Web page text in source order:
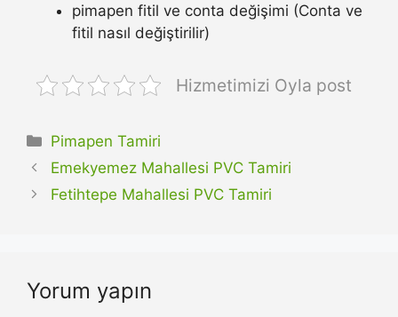
pimapen fitil ve conta değişimi (Conta ve
fitil nasıl değiştirilir)
Hizmetimizi Oyla post
Kategoriler
Pimapen Tamiri
Emekyemez Mahallesi PVC Tamiri
Fetihtepe Mahallesi PVC Tamiri
Yorum yapın